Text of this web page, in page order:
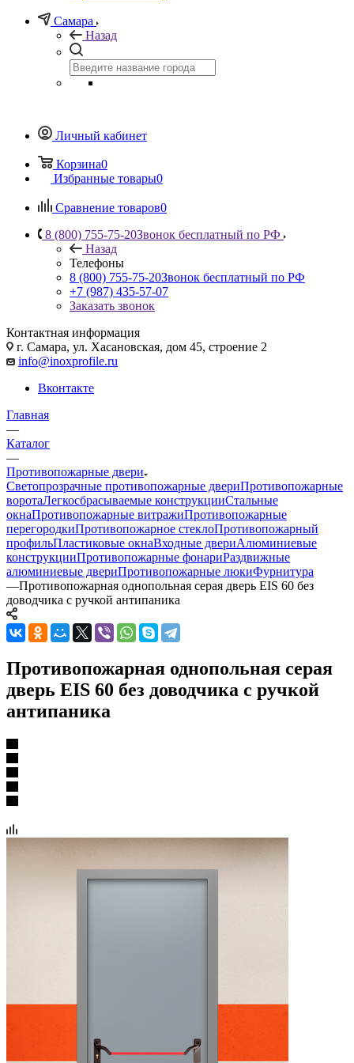
Самара
Назад
Личный кабинет
Корзина0
Избранные товары0
Сравнение товаров0
8 (800) 755-75-20Звонок бесплатный по РФ
Назад
Телефоны
8 (800) 755-75-20Звонок бесплатный по РФ
+7 (987) 435-57-07
Заказать звонок
Контактная информация
г. Самара, ул. Хасановская, дом 45, строение 2
info@inoxprofile.ru
Вконтакте
Главная
—
Каталог
—
Противопожарные двери
Светопрозрачные противопожарные двериПротивопожарные
воротаЛегкосбрасываемые конструкцииСтальные
окнаПротивопожарные витражиПротивопожарные
перегородкиПротивопожарное стеклоПротивопожарный
профильПластиковые окнаВходные двериАлюминиевые
конструкцииПротивопожарные фонариРаздвижные
алюминиевые двериПротивопожарные люкиФурнитура
—Противопожарная однопольная серая дверь EIS 60 без
доводчика с ручкой антипаника
Противопожарная однопольная серая
дверь EIS 60 без доводчика с ручкой
антипаника